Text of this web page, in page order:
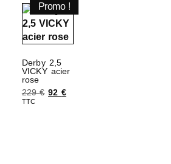
Promo !
Derby 2,5
VICKY acier
rose
229€ 92 €
TTC